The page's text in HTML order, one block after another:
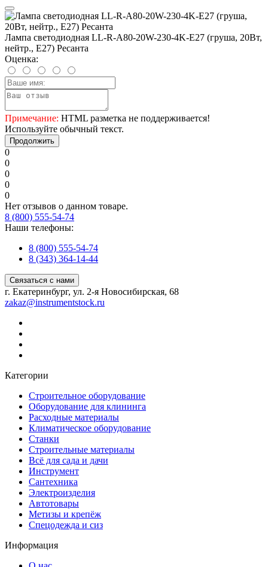
Лампа светодиодная LL-R-A80-20W-230-4K-E27 (груша, 20Вт,
нейтр., Е27) Ресанта
Оценка:
Примечание: HTML разметка не поддерживается!
Используйте обычный текст.
Продолжить
0
0
0
0
0
Нет отзывов о данном товаре.
8 (800) 555-54-74
Наши телефоны:
8 (800) 555-54-74
8 (343) 364-14-44
Связаться с нами
г. Екатеринбург, ул. 2-я Новосибирская, 68
zakaz@instrumentstock.ru
Категории
Строительное оборудование
Оборудование для клининга
Расходные материалы
Климатическое оборудование
Станки
Строительные материалы
Всё для сада и дачи
Инструмент
Сантехника
Электроизделия
Автотовары
Метизы и крепёж
Спецодежда и сиз
Информация